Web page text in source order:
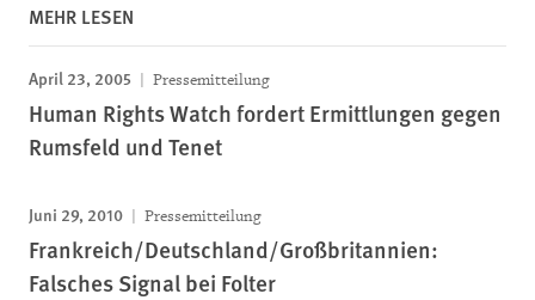
MEHR LESEN
April 23, 2005 Pressemitteilung
Human Rights Watch fordert Ermittlungen gegen
Rumsfeld und Tenet
Juni 29, 2010 Pressemitteilung
Frankreich/Deutschland/Großbritannien:
Falsches Signal bei Folter